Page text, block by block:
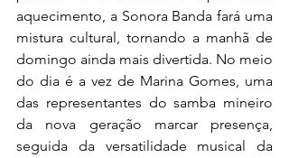
aquecimento, a Sonora Banda fará uma
mistura cultural, tornando a manhã de
domingo ainda mais divertida. No meio
do dia é a vez de Marina Gomes, uma
das representantes do samba mineiro
da nova geração marcar presença,
seguida da versatilidade musical da